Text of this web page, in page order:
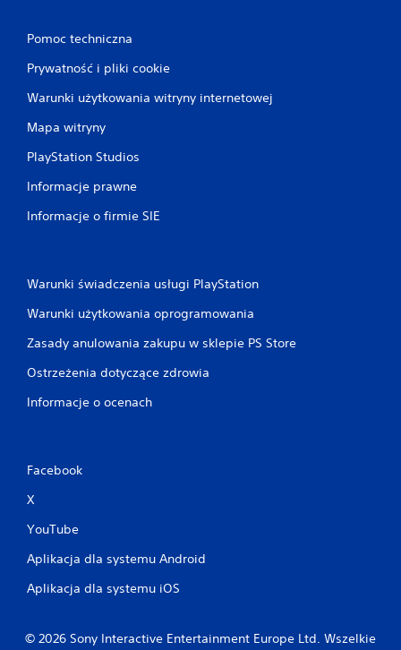
Pomoc techniczna
Prywatność i pliki cookie
Warunki użytkowania witryny internetowej
Mapa witryny
PlayStation Studios
Informacje prawne
Informacje o firmie SIE
Warunki świadczenia usługi PlayStation
Warunki użytkowania oprogramowania
Zasady anulowania zakupu w sklepie PS Store
Ostrzeżenia dotyczące zdrowia
Informacje o ocenach
Facebook
X
YouTube
Aplikacja dla systemu Android
Aplikacja dla systemu iOS
© 2026 Sony Interactive Entertainment Europe Ltd. Wszelkie